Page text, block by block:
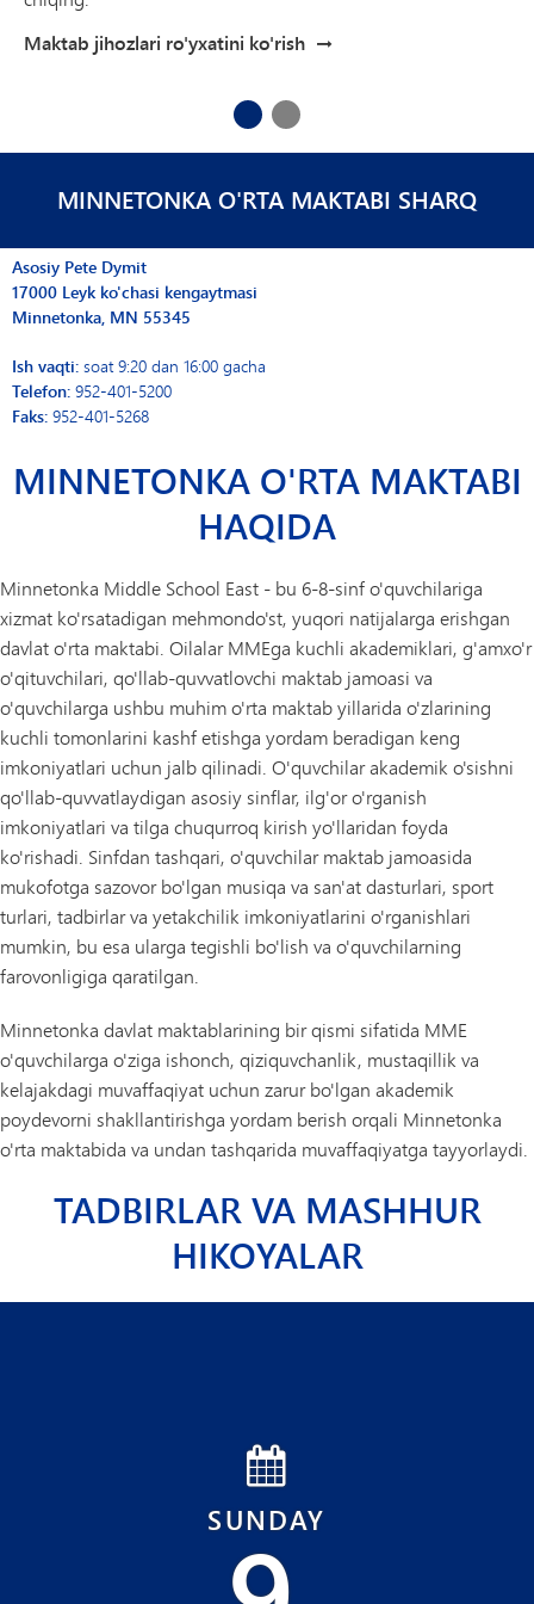
Maktab jihozlari ro'yxatini ko'rish
transport tafsilotlari va o'quvchilarning huquq va
majburiyatlarini topish uchun MME ota-onalar va
MINNETONKA O'RTA MAKTABI SHARQ
Asosiy Pete Dymit
17000 Leyk ko'chasi kengaytmasi
Minnetonka, MN 55345
Ish vaqti:soat 9:20 dan 16:00 gacha
Telefon:952-401-5200
Faks:952-401-5268
MINNETONKA O'RTA MAKTABI
HAQIDA
Minnetonka Middle School East - bu 6-8-sinf o'quvchilariga
xizmat ko'rsatadigan mehmondo'st, yuqori natijalarga erishgan
davlat o'rta maktabi. Oilalar MMEga kuchli akademiklari, g'amxo'r
o'qituvchilari, qo'llab-quvvatlovchi maktab jamoasi va
o'quvchilarga ushbu muhim o'rta maktab yillarida o'zlarining
kuchli tomonlarini kashf etishga yordam beradigan keng
imkoniyatlari uchun jalb qilinadi. O'quvchilar akademik o'sishni
qo'llab-quvvatlaydigan asosiy sinflar, ilg'or o'rganish
imkoniyatlari va tilga chuqurroq kirish yo'llaridan foyda
ko'rishadi. Sinfdan tashqari, o'quvchilar maktab jamoasida
mukofotga sazovor bo'lgan musiqa va san'at dasturlari, sport
turlari, tadbirlar va yetakchilik imkoniyatlarini o'rganishlari
mumkin, bu esa ularga tegishli bo'lish va o'quvchilarning
farovonligiga qaratilgan.
Minnetonka davlat maktablarining bir qismi sifatida MME
o'quvchilarga o'ziga ishonch, qiziquvchanlik, mustaqillik va
kelajakdagi muvaffaqiyat uchun zarur bo'lgan akademik
poydevorni shakllantirishga yordam berish orqali Minnetonka
o'rta maktabida va undan tashqarida muvaffaqiyatga tayyorlaydi.
TADBIRLAR VA MASHHUR
HIKOYALAR
SUNDAY